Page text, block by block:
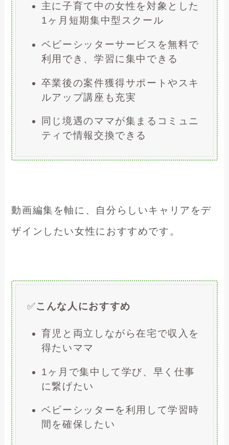
主に子育て中の女性を対象とした
1ヶ月短期集中型スクール
ベビーシッターサービスを無料で
利用でき、学習に集中できる
卒業後の案件獲得サポートやスキ
ルアップ講座も充実
同じ境遇のママが集まるコミュニ
ティで情報交換できる
動画編集を軸に、自分らしいキャリアをデ
ザインしたい女性におすすめです。
✅こんな人におすすめ
育児と両立しながら在宅で収入を
得たいママ
1ヶ月で集中して学び、早く仕事
に繋げたい
ベビーシッターを利用して学習時
間を確保したい